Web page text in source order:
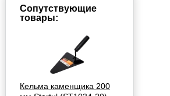
Сопутствующие
товары:
Кельма каменщика 200